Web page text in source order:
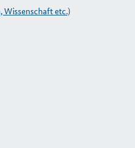
Wissenschaft etc.)